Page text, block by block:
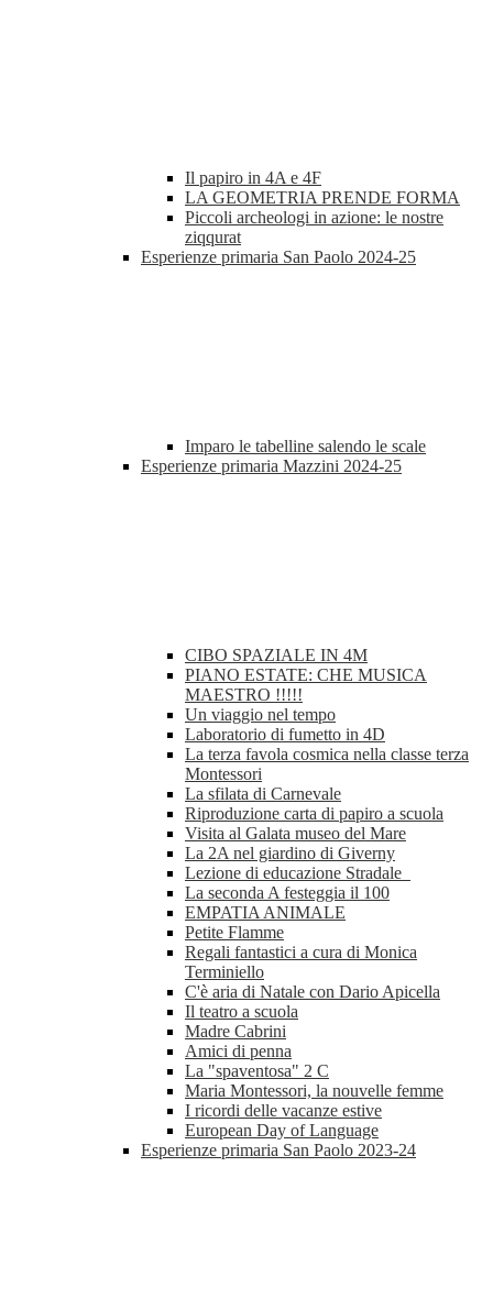
Il papiro in 4A e 4F
LA GEOMETRIA PRENDE FORMA
Piccoli archeologi in azione: le nostre
ziqqurat
Esperienze primaria San Paolo 2024-25
Imparo le tabelline salendo le scale
Esperienze primaria Mazzini 2024-25
CIBO SPAZIALE IN 4M
PIANO ESTATE: CHE MUSICA
MAESTRO !!!!!
Un viaggio nel tempo
Laboratorio di fumetto in 4D
La terza favola cosmica nella classe terza
Montessori
La sfilata di Carnevale
Riproduzione carta di papiro a scuola
Visita al Galata museo del Mare
La 2A nel giardino di Giverny
Lezione di educazione Stradale
La seconda A festeggia il 100
EMPATIA ANIMALE
Petite Flamme
Regali fantastici a cura di Monica
Terminiello
C'è aria di Natale con Dario Apicella
Il teatro a scuola
Madre Cabrini
Amici di penna
La "spaventosa" 2 C
Maria Montessori, la nouvelle femme
I ricordi delle vacanze estive
European Day of Language
Esperienze primaria San Paolo 2023-24